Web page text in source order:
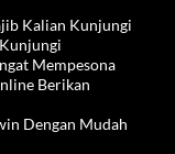
Kalian Kunjungi
Mempesona
Berikan
Dengan Mudah